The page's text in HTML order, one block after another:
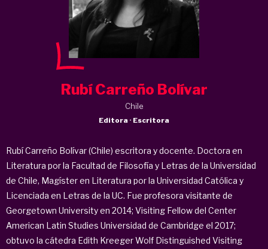
Rubí Carreño Bolívar
Chile
Editora · Escritora
Rubí Carreño Bolívar (Chile) escritora y docente. Doctora en
Literatura por la Facultad de Filosofía y Letras de la Universidad
de Chile, Magíster en Literatura por la Universidad Católica y
Licenciada en Letras de la UC. Fue profesora visitante de
Georgetown University en 2014; Visiting Fellow del Center
American Latin Studies Universidad de Cambridge el 2017;
obtuvo la cátedra Edith Kreeger Wolf Distinguished Visiting